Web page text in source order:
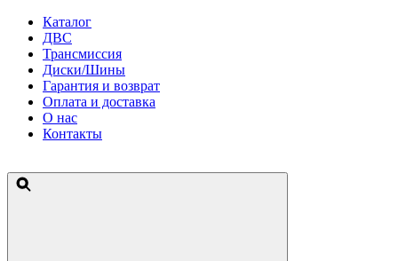
Каталог
ДВС
Трансмиссия
Диски/Шины
Гарантия и возврат
Оплата и доставка
О нас
Контакты